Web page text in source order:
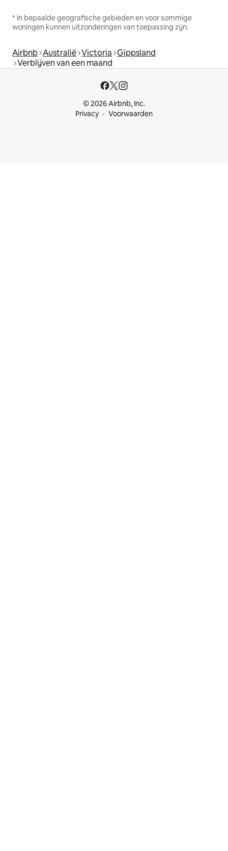
* In bepaalde geografische gebieden en voor sommige
woningen kunnen uitzonderingen van toepassing zijn.
Airbnb Australië Victoria Gippsland
Verblijven van een maand
© 2026 Airbnb, Inc.
Privacy
Voorwaarden